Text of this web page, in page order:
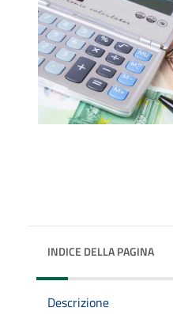
INDICE DELLA PAGINA
Descrizione